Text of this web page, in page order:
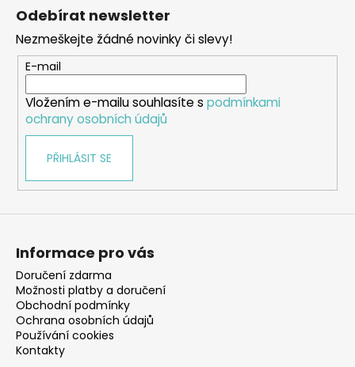
Odebírat newsletter
Nezmeškejte žádné novinky či slevy!
E-mail
Vložením e-mailu souhlasíte s podmínkami
ochrany osobních údajů
PŘIHLÁSIT SE
Informace pro vás
Doručení zdarma
Možnosti platby a doručení
Obchodní podmínky
Ochrana osobních údajů
Používání cookies
Kontakty